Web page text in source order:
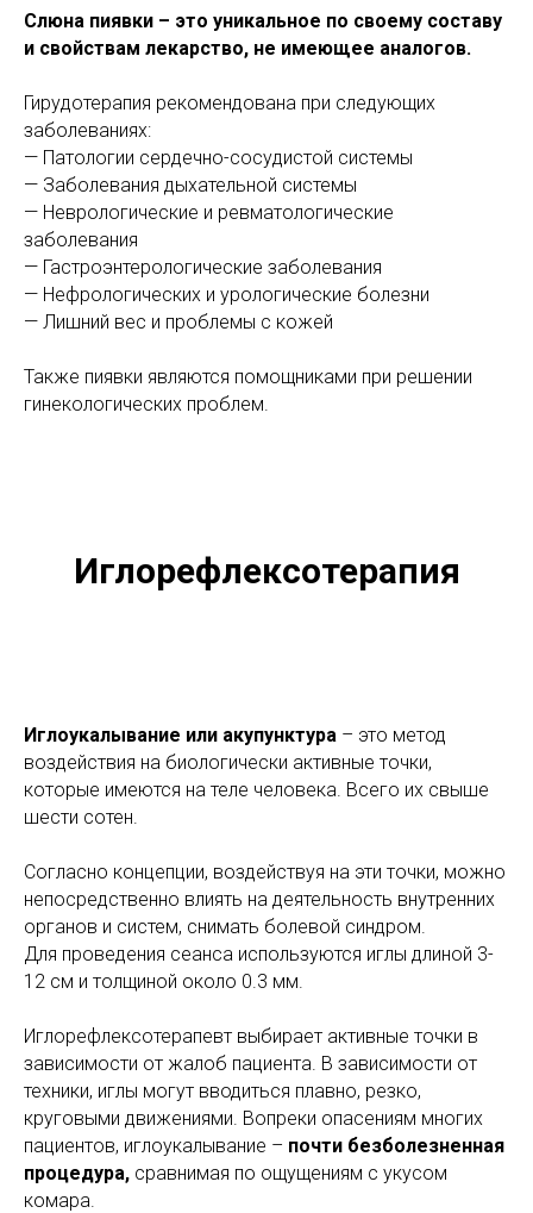
Слюна пиявки – это уникальное по своему составу
и свойствам лекарство, не имеющее аналогов.
Гирудотерапия рекомендована при следующих
заболеваниях:
— Патологии сердечно-сосудистой системы
— Заболевания дыхательной системы
— Неврологические и ревматологические
заболевания
— Гастроэнтерологические заболевания
— Нефрологических и урологические болезни
— Лишний вес и проблемы с кожей
Также пиявки являются помощниками при решении
гинекологических проблем.
Иглорефлексотерапия
Иглоукалывание или акупунктура – это метод
воздействия на биологически активные точки,
которые имеются на теле человека. Всего их свыше
шести сотен.
Согласно концепции, воздействуя на эти точки, можно
непосредственно влиять на деятельность внутренних
органов и систем, снимать болевой синдром.
Для проведения сеанса используются иглы длиной 3-
12 см и толщиной около 0.3 мм.
Иглорефлексотерапевт выбирает активные точки в
зависимости от жалоб пациента. В зависимости от
техники, иглы могут вводиться плавно, резко,
круговыми движениями. Вопреки опасениям многих
пациентов, иглоукалывание – почти безболезненная
процедура, сравнимая по ощущениям с укусом
комара.